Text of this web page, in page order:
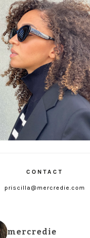
CONTACT
priscilla@mercredie.com
mercredie